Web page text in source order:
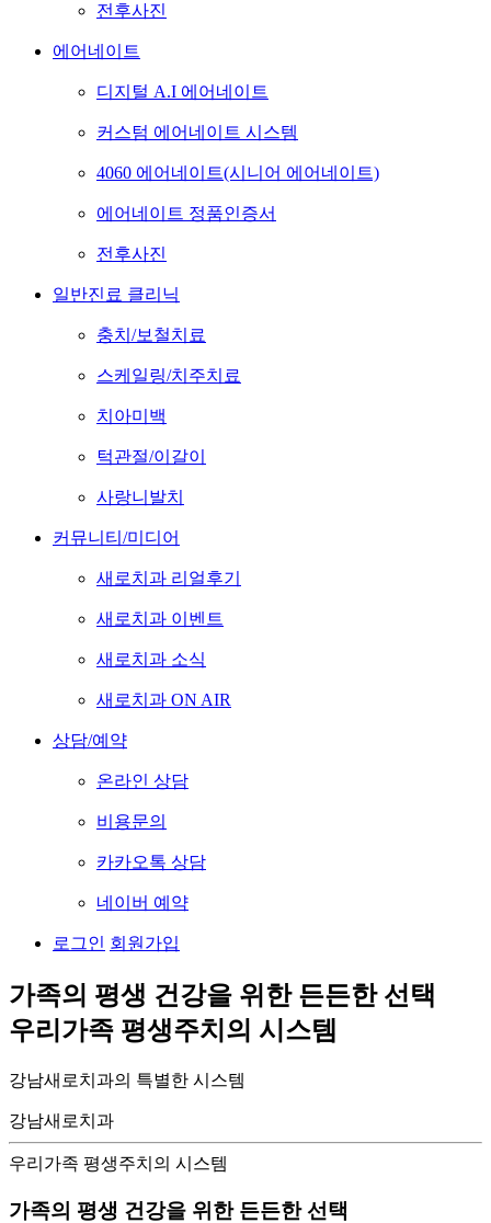
전후사진
에어네이트
디지털 A.I 에어네이트
커스텀 에어네이트 시스템
4060 에어네이트(시니어 에어네이트)
에어네이트 정품인증서
전후사진
일반진료 클리닉
충치/보철치료
스케일링/치주치료
치아미백
턱관절/이갈이
사랑니발치
커뮤니티/미디어
새로치과 리얼후기
새로치과 이벤트
새로치과 소식
새로치과 ON AIR
상담/예약
온라인 상담
비용문의
카카오톡 상담
네이버 예약
로그인 회원가입
가족의 평생 건강을 위한 든든한 선택
우리가족 평생주치의 시스템
강남새로치과의 특별한 시스템
강남새로치과
우리가족 평생주치의 시스템
가족의 평생 건강을 위한 든든한 선택